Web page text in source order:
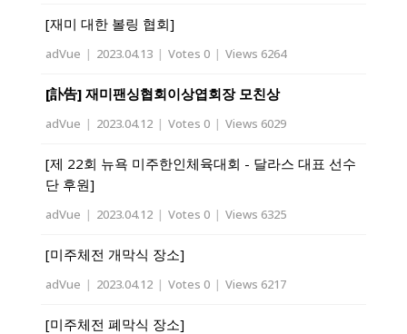
[재미 대한 볼링 협회]
adVue | 2023.04.13 | Votes 0 | Views 6264
[訃告] 재미팬싱협회이상엽회장 모친상
adVue | 2023.04.12 | Votes 0 | Views 6029
[제 22회 뉴욕 미주한인체육대회 - 달라스 대표 선수
단 후원]
adVue | 2023.04.12 | Votes 0 | Views 6325
[미주체전 개막식 장소]
adVue | 2023.04.12 | Votes 0 | Views 6217
[미주체전 폐막식 장소]